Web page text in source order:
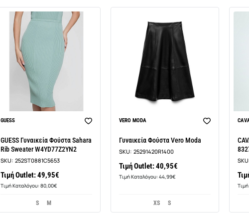
GUESS
GUESS Γυναικεία Φούστα Sahara
Rib Sweater W4YD77Z2YN2
SKU: 252ST0881C5653
Τιμή Outlet: 49,95€
Τιμή Καταλόγου: 80,00€
S M
VERO MODA
Γυναικεία Φούστα Vero Moda
SKU: 25291420R1400
Τιμή Outlet: 40,95€
Τιμή Καταλόγου: 44,99€
XS S